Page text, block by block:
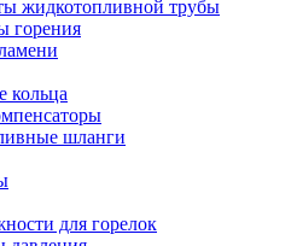
жидкотопливной трубы
горения
кольца
шланги
для горелок